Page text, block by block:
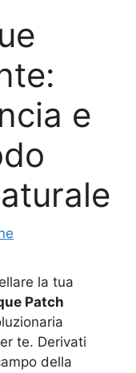
e
la tua
Patch
te. Derivati
della